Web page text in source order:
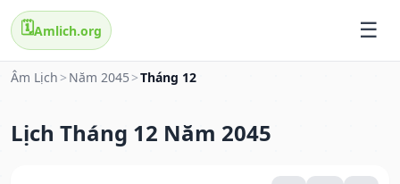
🗓️Amlich.org
Âm Lịch > Năm 2045 >Tháng 12
Lịch Tháng 12 Năm 2045